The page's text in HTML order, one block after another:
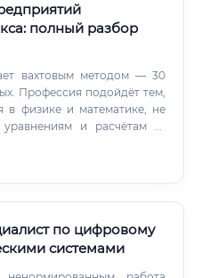
полный разбор
вахтовым методом — 30
Профессия подойдёт тем,
и расчётам —
инструкцию — Готов к
по цифровому
системами